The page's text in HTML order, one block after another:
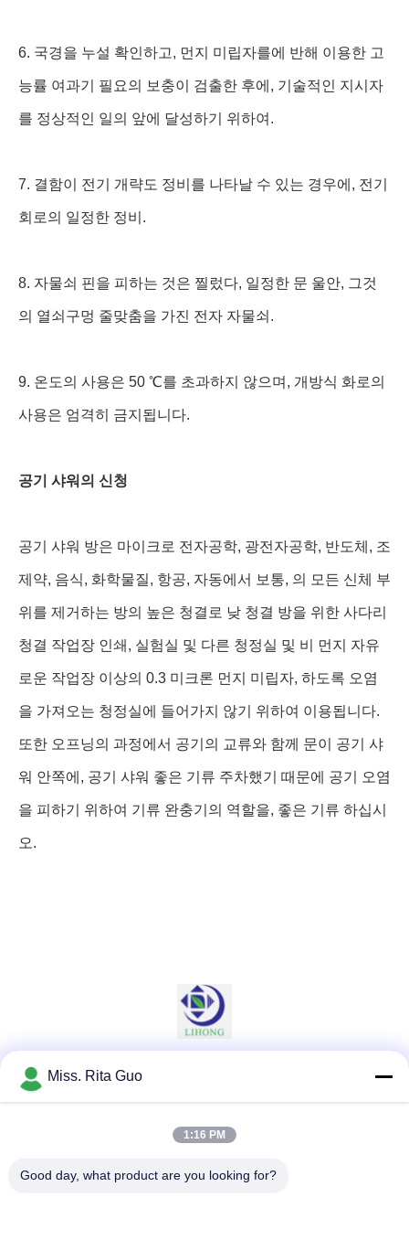
6. 국경을 누설 확인하고, 먼지 미립자를에 반해 이용한 고
능률 여과기 필요의 보충이 검출한 후에, 기술적인 지시자
를 정상적인 일의 앞에 달성하기 위하여.
7. 결함이 전기 개략도 정비를 나타날 수 있는 경우에, 전기
회로의 일정한 정비.
8. 자물쇠 핀을 피하는 것은 찔렀다, 일정한 문 울안, 그것
의 열쇠구멍 줄맞춤을 가진 전자 자물쇠.
9. 온도의 사용은 50 ℃를 초과하지 않으며, 개방식 화로의
사용은 엄격히 금지됩니다.
공기 샤워의 신청
공기 샤워 방은 마이크로 전자공학, 광전자공학, 반도체, 조
제약, 음식, 화학물질, 항공, 자동에서 보통, 의 모든 신체 부
위를 제거하는 방의 높은 청결로 낮 청결 방을 위한 사다리
청결 작업장 인쇄, 실험실 및 다른 청정실 및 비 먼지 자유
로운 작업장 이상의 0.3 미크론 먼지 미립자, 하도록 오염
을 가져오는 청정실에 들어가지 않기 위하여 이용됩니다.
또한 오프닝의 과정에서 공기의 교류와 함께 문이 공기 샤
워 안쪽에, 공기 샤워 좋은 기류 주차했기 때문에 공기 오염
을 피하기 위하여 기류 완충기의 역할을, 좋은 기류 하십시
오.
빠른 연락
Miss. Rita Guo
1:16 PM
Good day, what product are you looking for?